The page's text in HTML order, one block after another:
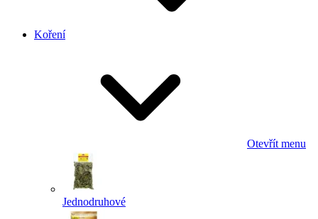
Koření
Otevřít menu
Jednodruhové